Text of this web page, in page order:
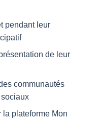
pendant leur
de leur
communautés
la plateforme Mon